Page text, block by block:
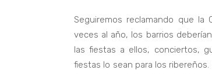
Seguiremos reclamando que la
veces al año, los barrios
las fiestas a ellos, conciertos,
fiestas lo sean para los